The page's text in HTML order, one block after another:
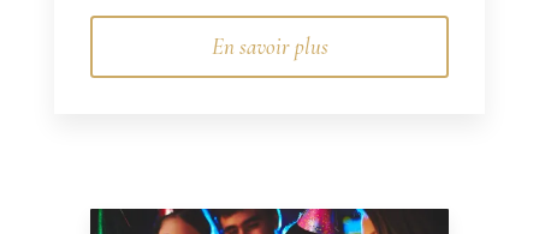
En savoir plus